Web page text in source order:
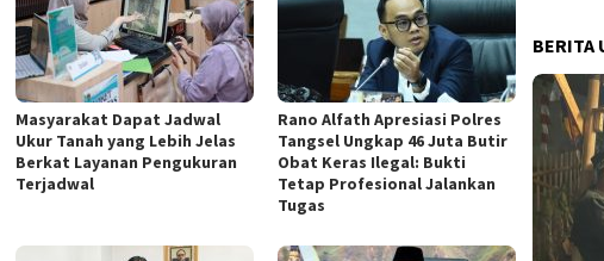
‎Masyarakat Dapat Jadwal
Ukur Tanah yang Lebih Jelas
Berkat Layanan Pengukuran
Terjadwal
Rano Alfath Apresiasi Polres
Tangsel Ungkap 46 Juta Butir
Obat Keras Ilegal: Bukti
Tetap Profesional Jalankan
Tugas
BERITA